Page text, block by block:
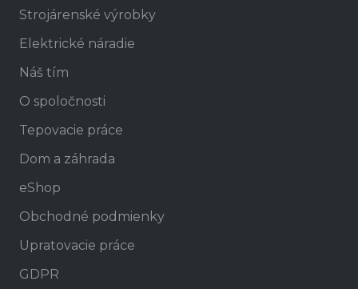
Strojárenské výrobky
Elektrické náradie
Náš tím
O spoločnosti
Tepovacie práce
Dom a záhrada
eShop
Obchodné podmienky
Upratovacie práce
GDPR